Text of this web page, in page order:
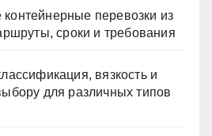
перевозки из
сроки и требования
вязкость и
для различных типов